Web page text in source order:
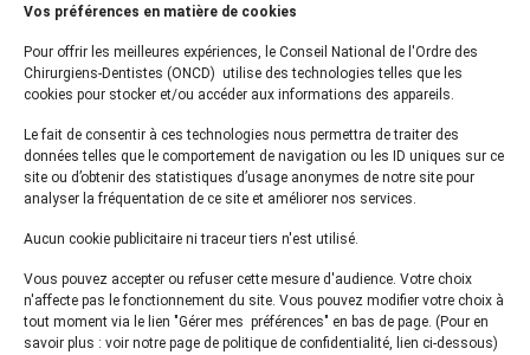
Vos préférences en matière de cookies
Pour offrir les meilleures expériences, le Conseil National de l'Ordre des
Chirurgiens-Dentistes (ONCD) utilise des technologies telles que les
cookies pour stocker et/ou accéder aux informations des appareils.
Le fait de consentir à ces technologies nous permettra de traiter des
données telles que le comportement de navigation ou les ID uniques sur ce
site ou d’obtenir des statistiques d’usage anonymes de notre site pour
analyser la fréquentation de ce site et améliorer nos services.
Aucun cookie publicitaire ni traceur tiers n'est utilisé.
Vous pouvez accepter ou refuser cette mesure d'audience. Votre choix
n'affecte pas le fonctionnement du site. Vous pouvez modifier votre choix à
tout moment via le lien "Gérer mes préférences" en bas de page. (Pour en
savoir plus : voir notre page de politique de confidentialité, lien ci-dessous)
01 44 34 78 80
courrier@oncd.org
Actualités
Presse
Informations légales
Plan du site
Inscrivez-vous à notrenewsletter